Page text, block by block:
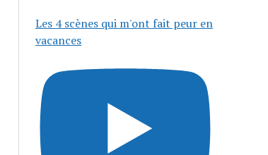
Les 4 scènes qui m'ont fait peur en
vacances